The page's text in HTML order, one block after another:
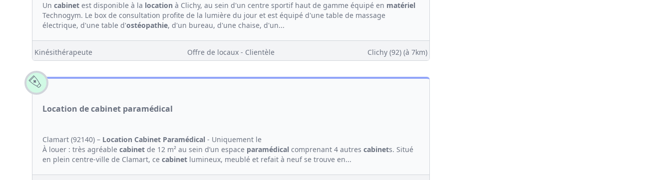
Un cabinet est disponible à la location à Clichy, au sein d'un centre sportif haut de gamme équipé en matériel
Technogym. Le box de consultation profite de la lumière du jour et est équipé d'une table de massage
électrique, d'une table d'ostéopathie, d'un bureau, d'une chaise, d'un...
Kinésithérapeute Offre de locaux - Clientèle Clichy (92)(à 7km)
Location de cabinet paramédical
Clamart (92140) – Location Cabinet Paramédical - Uniquement le
À louer : très agréable cabinet de 12 m² au sein d’un espace paramédical comprenant 4 autres cabinets. Situé
en plein centre-ville de Clamart, ce cabinet lumineux, meublé et refait à neuf se trouve en...